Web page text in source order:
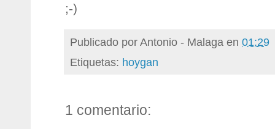
;-)
Publicado porAntonio - Malaga en 01:29
Etiquetas: hoygan
1 comentario: